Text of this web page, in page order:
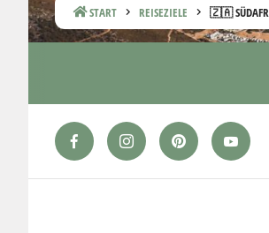
START REISEZIELE 🇿🇦